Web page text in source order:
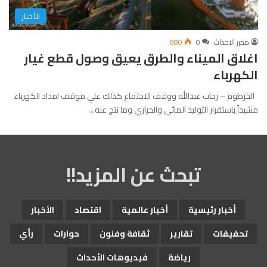
الأخبار
محرر الاحداث 0
880
اغلاق الميناء والطرق يعيق وصول قطع غيار
الكهرباء
الخرطوم – رحاب عبدالله ووقف الاجتماع كذلك علي موقف امداد الكهرباء
مشيداً باستقرار التوليد المائي والحراري وما نتج عنه…
تبحث عن المزيد!!
أخبار رئيسية أخبار عالمية اقتصاد
الأخبار
تحقيقات
تقارير ثقافة وفنون حوارات
رأي
رياضة
فيديوهات الأحداث